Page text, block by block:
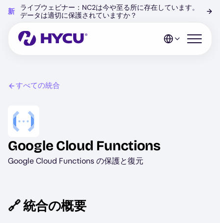
content
新
ライブウェビナー：NC2は今や至る所に存在しています。
データは適切に保護されていますか？
→
Open
すべての統合
Image
Google Cloud Functions
Google Cloud Functions の保護と復元
🔗 統合の概要